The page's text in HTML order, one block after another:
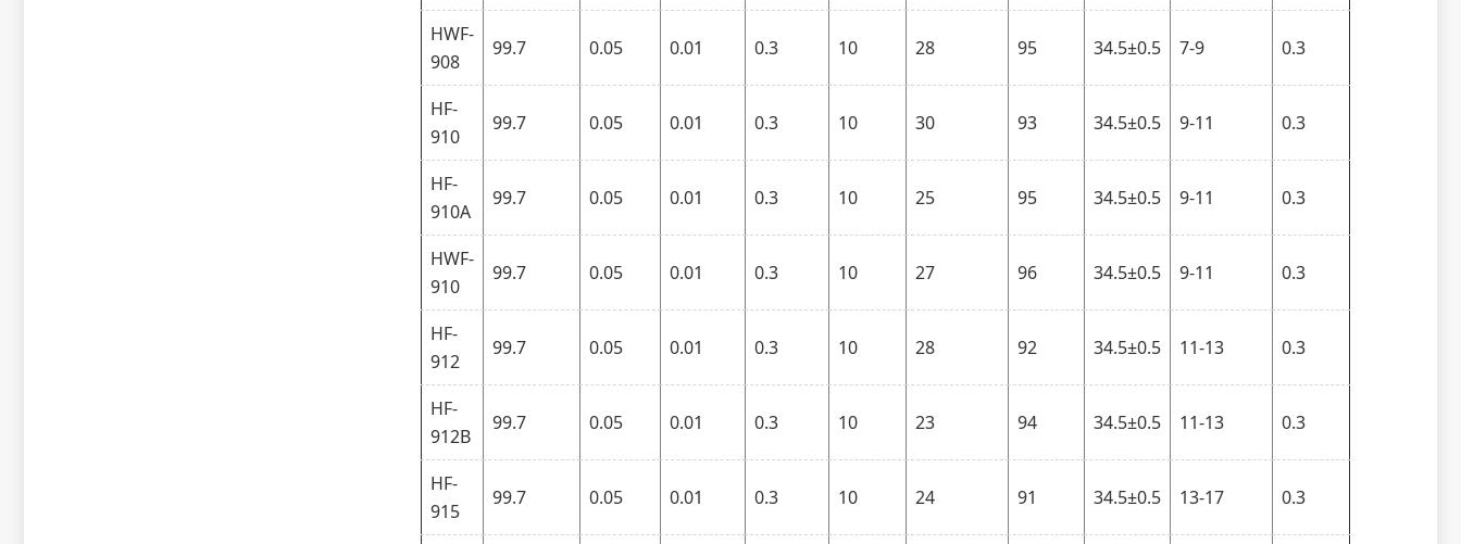
HWF-
908
99.7 0.05 0.01 0.3 10 28 95 34.5±0.5 7-9 0.3
HF-
910
99.7 0.05 0.01 0.3 10 30 93 34.5±0.5 9-11 0.3
HF-
910A
99.7 0.05 0.01 0.3 10 25 95 34.5±0.5 9-11 0.3
HWF-
910
99.7 0.05 0.01 0.3 10 27 96 34.5±0.5 9-11 0.3
HF-
912
99.7 0.05 0.01 0.3 10 28 92 34.5±0.5 11-13 0.3
HF-
912B
99.7 0.05 0.01 0.3 10 23 94 34.5±0.5 11-13 0.3
HF-
915
99.7 0.05 0.01 0.3 10 24 91 34.5±0.5 13-17 0.3